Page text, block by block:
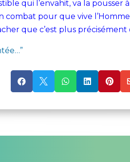
qui l’envahit, va la pousser
pour que vive
que c’est plus précisément
    